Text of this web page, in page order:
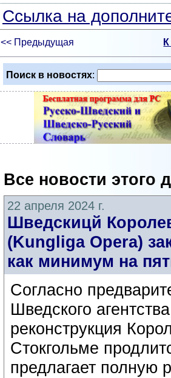
Ссылка на
<< Предыдущая
Поиск в новостях:
Все новости этого
22 апреля 2024 г.
Шведскицй
(Kungliga Opera)
как минимум на
Согласно
Шведского
реконструкция
Стокгольме
предлагает полную